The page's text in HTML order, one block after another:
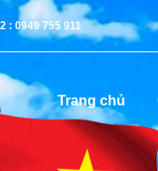
: 0949 755 911
Trang chủ